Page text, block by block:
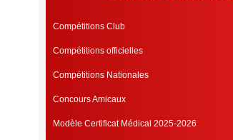
Compétitions Club
Compétitions officielles
Compétitions Nationales
Concours Amicaux
Modèle Certificat Médical 2025-2026